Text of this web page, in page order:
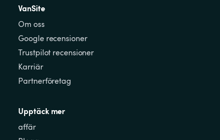
VanSite
Om oss
Google recensioner
Trustpilot recensioner
Karriär
Partnerföretag
Upptäck mer
affär